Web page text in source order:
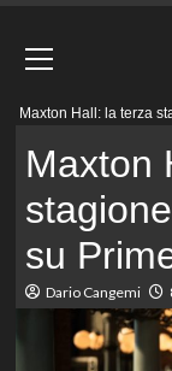
Maxton Hall: la terza
Maxton
su
Dario Cangemi